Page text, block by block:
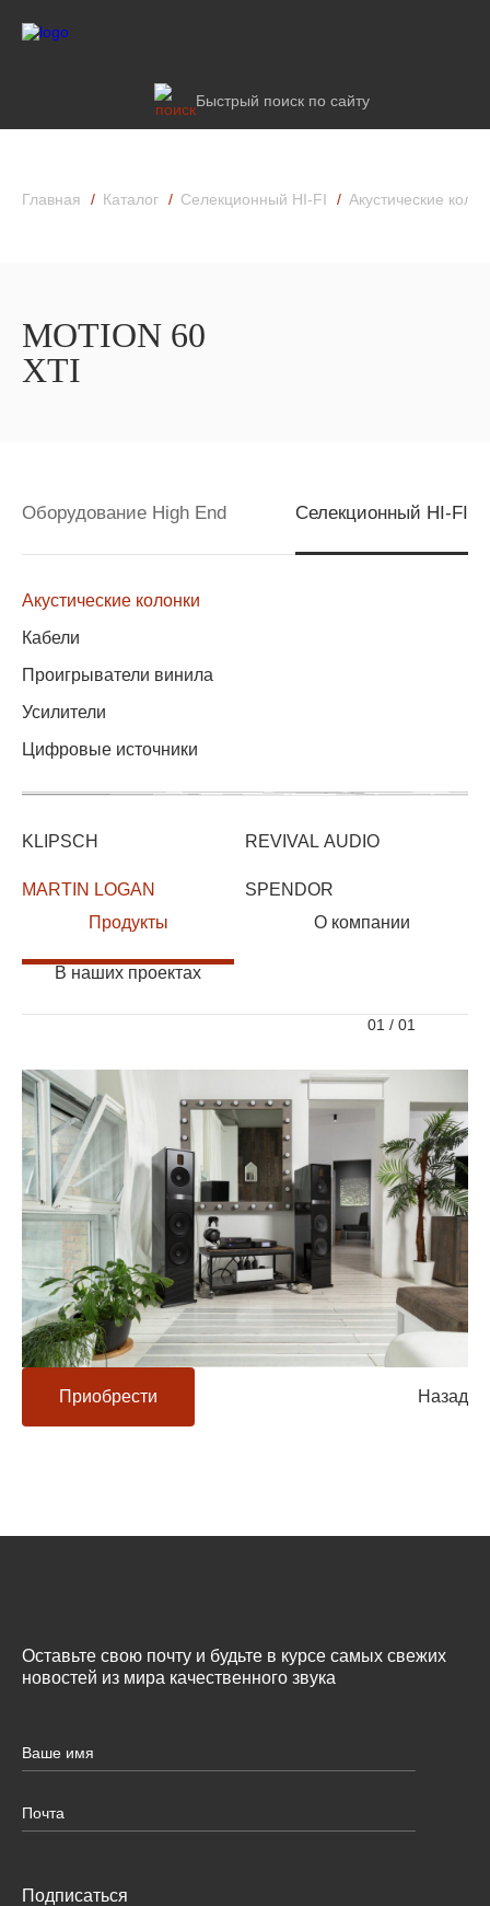
Быстрый поиск по сайту
Главная Каталог Селекционный HI-FI Акустические
MOTION 60
XTI
Оборудование High End Селекционный HI-FI
Акустические колонки
Кабели
Проигрыватели винила
Усилители
Цифровые источники
KLIPSCH
MARTIN LOGAN
REVIVAL AUDIO
SPENDOR
Продукты
О компании
В наших проектах
01 / 01
Приобрести Назад
Оставьте свою почту и будьте в курсе самых свежих
новостей из мира качественного звука
Подписаться